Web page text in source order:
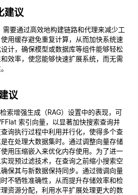
建议
要通过高效地构建链路和代理来减少工
用缓存避免重复计算，从而加快系统速
计，确保模型或数据库等组件能够轻松
效率，使您能够快速扩展系统，而无需
议
索增强生成（RAG）设置中的表现，可
索引向量，以显著加快搜索查询并
询执行过程中利用并行化，使得多个查
在处理大数据集时。通过调整向量存储
用压缩嵌入来优化内存使用。为了进一
现预过滤技术，在查询之前缩小搜索空
保其与新数据保持同步。通过微调向量
不牺牲准确性，从而提升存储效率和检
资源分配，利用水平扩展处理更大的数